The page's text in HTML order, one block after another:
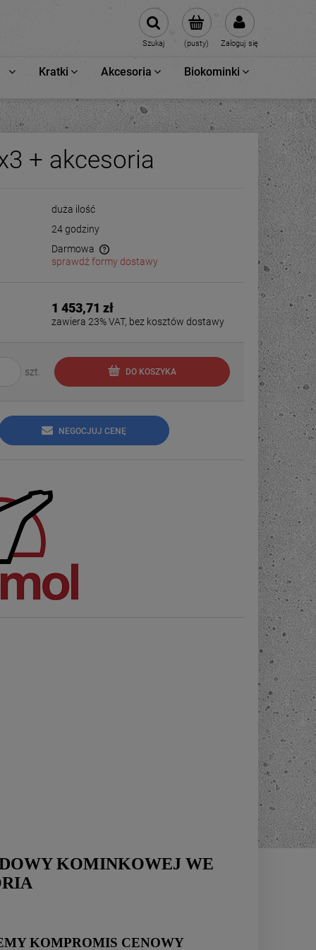
(pusty) Zaloguj się
Szukaj
Kratki Akcesoria Biokominki
+ akcesoria
duża ilość
24 godziny
Darmowa
sprawdź formy dostawy
1 453,71 zł
zawiera 23% VAT, bez kosztów dostawy
szt. DO KOSZYKA
NEGOCJUJ CENĘ
KOMINKOWEJ WE
KOMPROMIS CENOWY